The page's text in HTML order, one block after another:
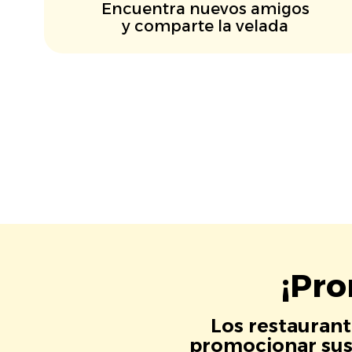
Encuentra nuevos amigos
y comparte la velada
Los
promocionar